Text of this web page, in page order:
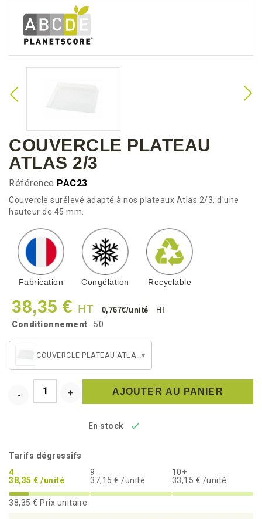
COUVERCLE PLATEAU
ATLAS 2/3
Référence PAC23
Couvercle surélevé adapté à nos plateaux Atlas 2/3, d'une
hauteur de 45 mm.
Fabrication Congélation Recyclable
38,35 € HT 0,767€/unité HT
Conditionnement : 50
▾
AJOUTER AU PANIER
En stock 
Tarifs dégressifs
4
38,35 € /unité
9
37,15 € /unité
10+
33,15 € /unité
38,35 € Prix unitaire